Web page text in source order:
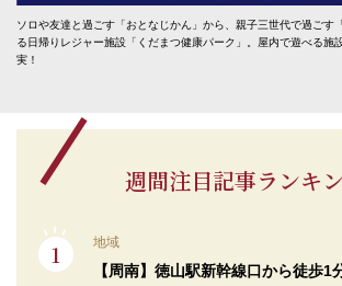
ソロや友達と過ごす「おとなじかん」から、親子三世代で過ごす
る日帰りレジャー施設「くだまつ健康パーク」。屋内で遊べる施
実！
週間注目記事ランキ
地域
【周南】徳山駅新幹線口から徒歩